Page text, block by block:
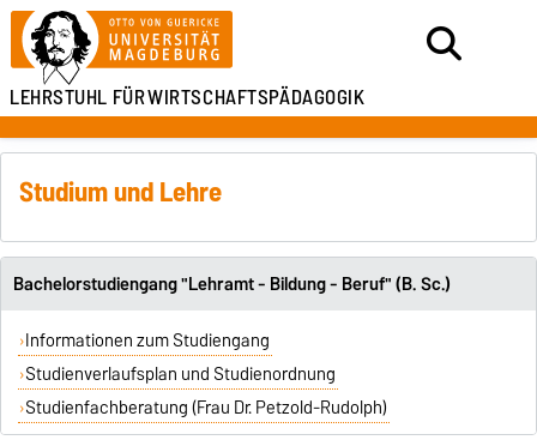
LEHRSTUHL FÜRWIRTSCHAFTSPÄDAGOGIK
Studium und Lehre
Bachelorstudiengang "Lehramt - Bildung - Beruf" (B. Sc.)
Informationen zum Studiengang
Studienverlaufsplan und Studienordnung
Studienfachberatung (Frau Dr. Petzold-Rudolph)